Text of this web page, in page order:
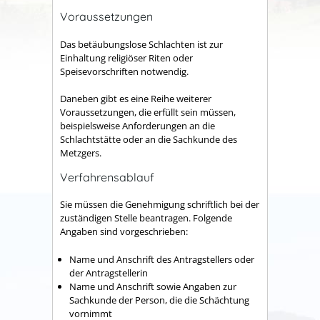
Voraussetzungen
Das betäubungslose Schlachten ist zur
Einhaltung religiöser Riten oder
Speisevorschriften notwendig.
Daneben gibt es eine Reihe weiterer
Voraussetzungen, die erfüllt sein müssen,
beispielsweise Anforderungen an die
Schlachtstätte oder an die Sachkunde des
Metzgers.
Verfahrensablauf
Sie müssen die Genehmigung schriftlich bei der
zuständigen Stelle beantragen. Folgende
Angaben sind vorgeschrieben:
Name und Anschrift des Antragstellers oder
der Antragstellerin
Name und Anschrift sowie Angaben zur
Sachkunde der Person, die die Schächtung
vornimmt